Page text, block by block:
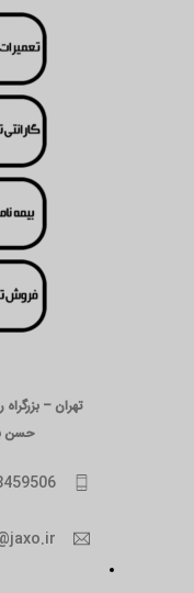
تهران –
حسن